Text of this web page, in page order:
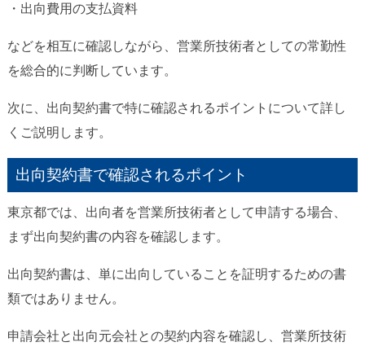
・出向費用の支払資料
などを相互に確認しながら、営業所技術者としての常勤性
を総合的に判断しています。
次に、出向契約書で特に確認されるポイントについて詳し
くご説明します。
出向契約書で確認されるポイント
東京都では、出向者を営業所技術者として申請する場合、
まず出向契約書の内容を確認します。
出向契約書は、単に出向していることを証明するための書
類ではありません。
申請会社と出向元会社との契約内容を確認し、営業所技術